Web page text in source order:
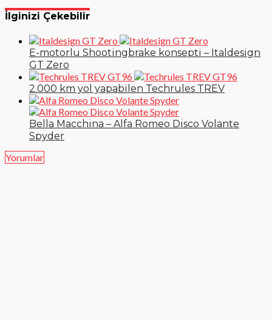
İlginizi Çekebilir
E-motorlu Shootingbrake konsepti – Italdesign
GT Zero
2.000 km yol yapabilen Techrules TREV
Bella Macchina – Alfa Romeo Disco Volante
Spyder
Yorumlar